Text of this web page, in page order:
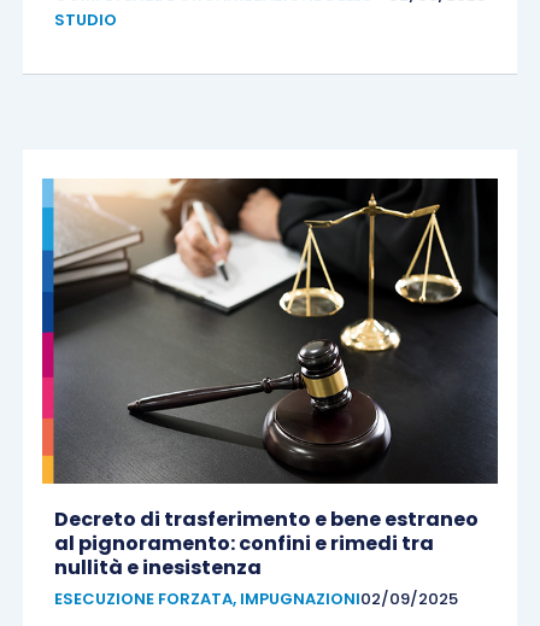
STUDIO
Decreto di trasferimento e bene estraneo
al pignoramento: confini e rimedi tra
nullità e inesistenza
ESECUZIONE FORZATA, IMPUGNAZIONI02/09/2025